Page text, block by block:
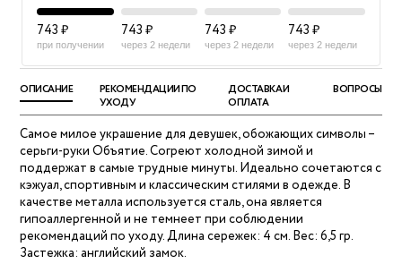
743 ₽
при получении
743 ₽
через 2 недели
743 ₽
через 2 недели
743 ₽
через 2 недели
ОПИСАНИЕ
РЕКОМЕНДАЦИИ ПО
УХОДУ
ДОСТАВКА И
ОПЛАТА
ВОПРОСЫ
Самое милое украшение для девушек, обожающих символы –
серьги-руки Объятие. Согреют холодной зимой и
поддержат в самые трудные минуты. Идеально сочетаются с
кэжуал, спортивным и классическим стилями в одежде. В
качестве металла используется сталь, она является
гипоаллергенной и не темнеет при соблюдении
рекомендаций по уходу. Длина сережек: 4 см. Вес: 6,5 гр.
Застежка: английский замок.